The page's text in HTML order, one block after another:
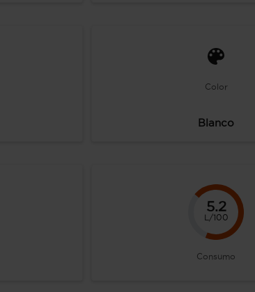
Color
Blanco
5.2
L/100
Consumo